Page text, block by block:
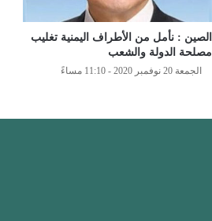
الصين : نأمل من الأطراف اليمنية تغليب
مصلحة الدولة والشعب
الجمعة 20 نوفمبر 2020 - 11:10 مساءً